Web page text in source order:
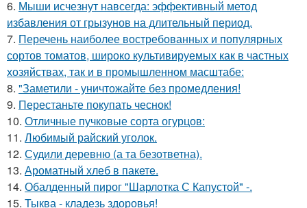
6. Мыши исчезнут навсегда: эффективный метод
избавления от грызунов на длительный период.
7. Перечень наиболее востребованных и популярных
сортов томатов, широко культивируемых как в частных
хозяйствах, так и в промышленном масштабе:
8. "Заметили - уничтожайте без промедления!
9. Перестаньте покупать чеснок!
10. Отличные пучковые сорта огурцов:
11. Любимый райский уголок.
12. Судили деревню (а та безответна).
13. Ароматный хлеб в пакете.
14. Обалденный пирог "Шарлотка С Капустой" -.
15. Тыква - кладезь здоровья!